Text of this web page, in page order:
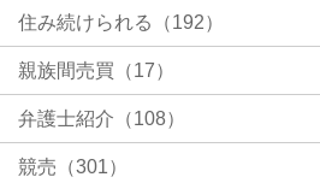
住み続けられる（192）
親族間売買（17）
弁護士紹介（108）
競売（301）